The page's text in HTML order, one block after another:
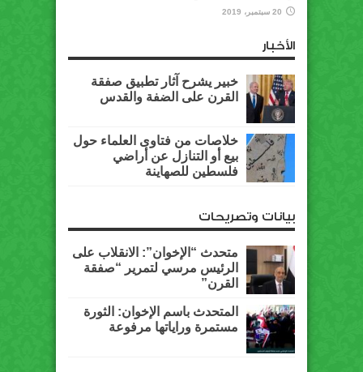
20 سبتمبر، 2019
الأخبار
خبير يشرح آثار تطبيق صفقة
القرن على الضفة والقدس
خلاصات من فتاوى العلماء حول
بيع أو التنازل عن أراضي
فلسطين للصهاينة
بيانات وتصريحات
متحدث “الإخوان”: الانقلاب على
الرئيس مرسي لتمرير “صفقة
القرن”
المتحدث باسم الإخوان: الثورة
مستمرة وراياتها مرفوعة